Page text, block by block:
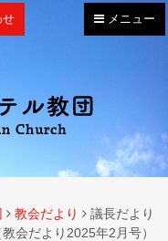
ナ
ビ
メニュー
せ
教会だより
議長だより
教会だより2025年2月号）